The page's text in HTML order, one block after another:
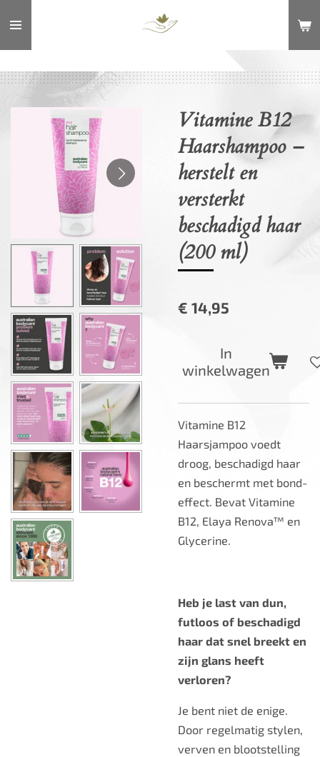
naar
de
hoofdinhoud
Vitamine B12
Haarshampoo –
herstelt en
versterkt
beschadigd haar
(200 ml)
€ 14,95
In
winkelwagen
Vitamine B12
Haarsjampoo voedt
droog, beschadigd haar
en beschermt met bond-
effect. Bevat Vitamine
B12, Elaya Renova™ en
Glycerine.
Heb je last van dun,
futloos of beschadigd
haar dat snel breekt en
zijn glans heeft
verloren?
Je bent niet de enige.
Door regelmatig stylen,
verven en blootstelling